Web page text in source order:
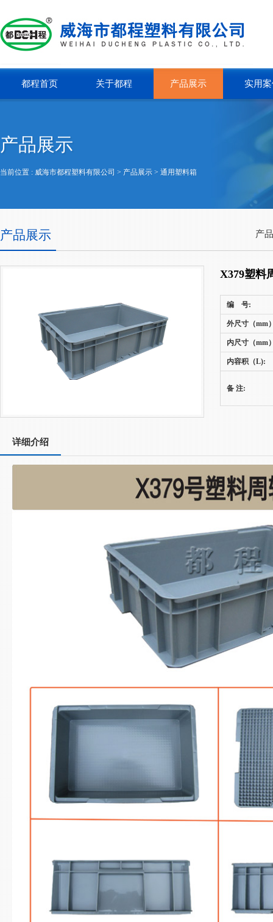
都程首页 关于都程 产品展示 实用
产品展示
当前位置 : 威海市都程塑料有限公司 > 产品展示 > 通用塑料箱
产品展示 产
X379塑料
编 号:
外尺寸（mm
内尺寸（mm
内容积（L):
备 注:
详细介绍